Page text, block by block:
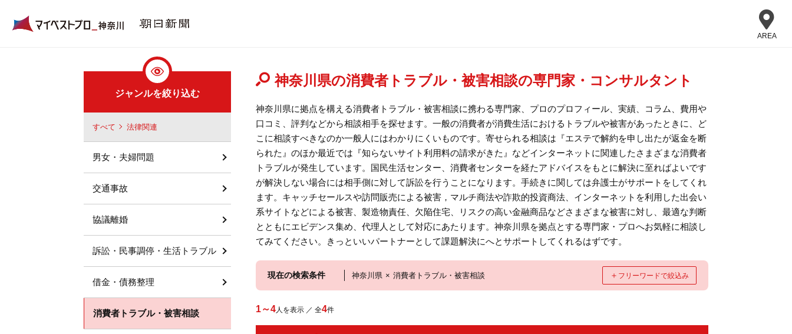
AREA
神奈川県の消費者トラブル・被害相談の専門家・コンサルタント
神奈川県に拠点を構える消費者トラブル・被害相談に携わる専門家、プロのプロフィール、実績、コラム、費用や
口コミ、評判などから相談相手を探せます。一般の消費者が消費生活におけるトラブルや被害があったときに、ど
こに相談すべきなのか一般人にはわかりにくいものです。寄せられる相談は『エステで解約を申し出たが返金を断
られた』のほか最近では『知らないサイト利用料の請求がきた』などインターネットに関連したさまざまな消費者
トラブルが発生しています。国民生活センター、消費者センターを経たアドバイスをもとに解決に至ればよいです
が解決しない場合には相手側に対して訴訟を行うことになります。手続きに関しては弁護士がサポートをしてくれ
ます。キャッチセールスや訪問販売による被害，マルチ商法や詐欺的投資商法、インターネットを利用した出会い
系サイトなどによる被害、製造物責任、欠陥住宅、リスクの高い金融商品などさまざまな被害に対し、最適な判断
とともにエビデンス集め、代理人として対応にあたります。神奈川県を拠点とする専門家・プロへお気軽に相談し
てみてください。きっといいパートナーとして課題解決にへとサポートしてくれるはずです。
現在の検索条件 神奈川県 × 消費者トラブル・被害相談 ＋ フリーワードで絞込み
1～4人を表示 ／ 全4件
ジャンルを絞り込む
すべて 法律関連
男女・夫婦問題
交通事故
協議離婚
訴訟・民事調停・生活トラブル
借金・債務整理
消費者トラブル・被害相談